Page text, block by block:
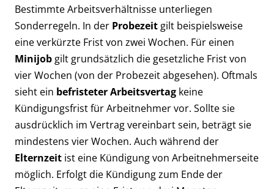
Bestimmte Arbeitsverhältnisse unterliegen
Sonderregeln. In der Probezeit gilt beispielsweise
eine verkürzte Frist von zwei Wochen. Für einen
Minijob gilt grundsätzlich die gesetzliche Frist von
vier Wochen (von der Probezeit abgesehen). Oftmals
sieht ein befristeter Arbeitsvertag keine
Kündigungsfrist für Arbeitnehmer vor. Sollte sie
ausdrücklich im Vertrag vereinbart sein, beträgt sie
mindestens vier Wochen. Auch während der
Elternzeit ist eine Kündigung von Arbeitnehmerseite
möglich. Erfolgt die Kündigung zum Ende der